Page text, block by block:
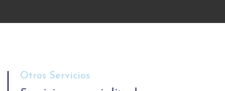
Otros Servicios